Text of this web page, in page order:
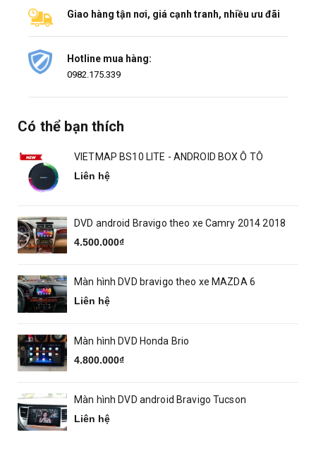
Giao hàng tận nơi, giá cạnh tranh, nhiều ưu đãi
Hotline mua hàng:
0982.175.339
Có thể bạn thích
VIETMAP BS10 LITE - ANDROID BOX Ô TÔ
Liên hệ
DVD android Bravigo theo xe Camry 2014 2018
4.500.000₫
Màn hình DVD bravigo theo xe MAZDA 6
Liên hệ
Màn hình DVD Honda Brio
4.800.000₫
Màn hình DVD android Bravigo Tucson
Liên hệ